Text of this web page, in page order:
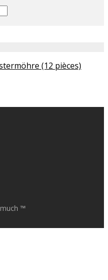
(12 pièces)
™